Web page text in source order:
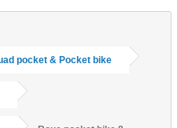
pocket & Pocket bike